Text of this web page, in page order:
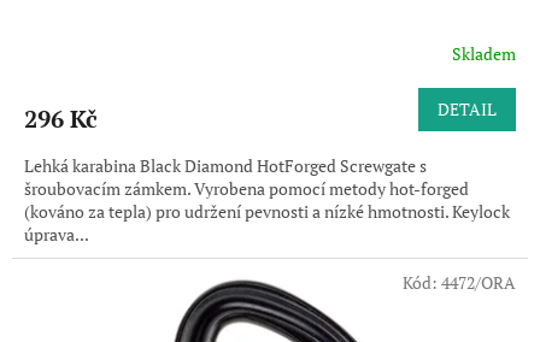
Skladem
296 Kč DETAIL
Lehká karabina Black Diamond HotForged Screwgate s
šroubovacím zámkem. Vyrobena pomocí metody hot-forged
(kováno za tepla) pro udržení pevnosti a nízké hmotnosti. Keylock
úprava...
Kód: 4472/ORA